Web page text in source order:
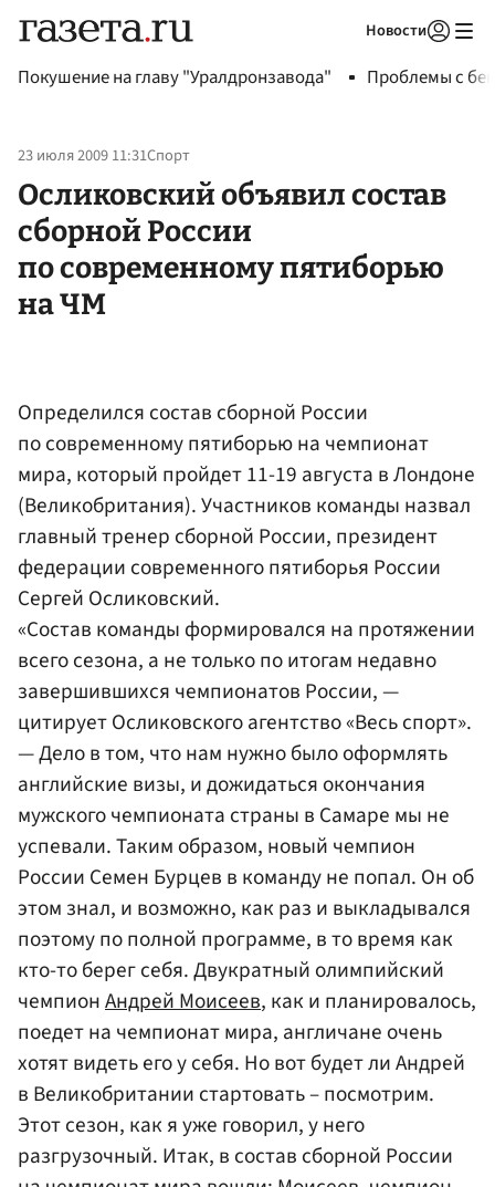
Новости
Покушение на главу "Уралдронзавода" Проблемы с
23 июля 2009 11:31Спорт
Осликовский объявил состав
сборной России
по современному пятиборью
на ЧМ
Определился состав сборной России
по современному пятиборью на чемпионат
мира, который пройдет 11-19 августа в Лондоне
(Великобритания). Участников команды назвал
главный тренер сборной России, президент
федерации современного пятиборья России
Сергей Осликовский.
«Состав команды формировался на протяжении
всего сезона, а не только по итогам недавно
завершившихся чемпионатов России, —
цитирует Осликовского агентство «Весь спорт».
— Дело в том, что нам нужно было оформлять
английские визы, и дожидаться окончания
мужского чемпионата страны в Самаре мы не
успевали. Таким образом, новый чемпион
России Семен Бурцев в команду не попал. Он об
этом знал, и возможно, как раз и выкладывался
поэтому по полной программе, в то время как
кто-то берег себя. Двукратный олимпийский
чемпионАндрей Моисеев, как и планировалось,
поедет на чемпионат мира, англичане очень
хотят видеть его у себя. Но вот будет ли Андрей
в Великобритании стартовать – посмотрим.
Этот сезон, как я уже говорил, у него
разгрузочный. Итак, в состав сборной России